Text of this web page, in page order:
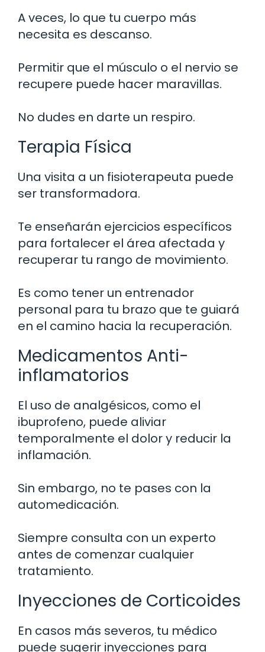
A veces, lo que tu cuerpo más
necesita es descanso.
Permitir que el músculo o el nervio se
recupere puede hacer maravillas.
No dudes en darte un respiro.
Terapia Física
Una visita a un fisioterapeuta puede
ser transformadora.
Te enseñarán ejercicios específicos
para fortalecer el área afectada y
recuperar tu rango de movimiento.
Es como tener un entrenador
personal para tu brazo que te guiará
en el camino hacia la recuperación.
Medicamentos Anti-
inflamatorios
El uso de analgésicos, como el
ibuprofeno, puede aliviar
temporalmente el dolor y reducir la
inflamación.
Sin embargo, no te pases con la
automedicación.
Siempre consulta con un experto
antes de comenzar cualquier
tratamiento.
Inyecciones de Corticoides
En casos más severos, tu médico
puede sugerir inyecciones para